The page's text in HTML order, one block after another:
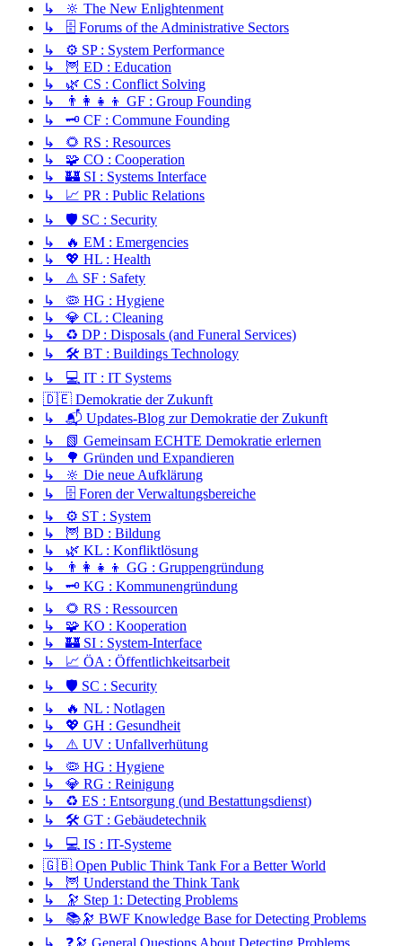
↳ 🔆 The New Enlightenment
↳ 🗄️ Forums of the Administrative Sectors
↳ ⚙️ SP : System Performance
↳ 🦉 ED : Education
↳ 🌿 CS : Conflict Solving
↳ 👨‍👩‍👧‍👦 GF : Group Founding
↳ 🗝️ CF : Commune Founding
↳ 🌻 RS : Resources
↳ 🧩 CO : Cooperation
↳ 🏰 SI : Systems Interface
↳ 📈 PR : Public Relations
↳ 🛡️ SC : Security
↳ 🔥 EM : Emergencies
↳ 💖 HL : Health
↳ ⚠️ SF : Safety
↳ 🦠 HG : Hygiene
↳ 💎 CL : Cleaning
↳ ♻️ DP : Disposals (and Funeral Services)
↳ 🛠️ BT : Buildings Technology
↳ 💻 IT : IT Systems
🇩🇪 Demokratie der Zukunft
↳ 📬 Updates-Blog zur Demokratie der Zukunft
↳ 📗 Gemeinsam ECHTE Demokratie erlernen
↳ 🌳 Gründen und Expandieren
↳ 🔆 Die neue Aufklärung
↳ 🗄️ Foren der Verwaltungsbereiche
↳ ⚙️ ST : System
↳ 🦉 BD : Bildung
↳ 🌿 KL : Konfliktlösung
↳ 👨‍👩‍👧‍👦 GG : Gruppengründung
↳ 🗝️ KG : Kommunengründung
↳ 🌻 RS : Ressourcen
↳ 🧩 KO : Kooperation
↳ 🏰 SI : System-Interface
↳ 📈 ÖA : Öffentlichkeitsarbeit
↳ 🛡️ SC : Security
↳ 🔥 NL : Notlagen
↳ 💖 GH : Gesundheit
↳ ⚠️ UV : Unfallverhütung
↳ 🦠 HG : Hygiene
↳ 💎 RG : Reinigung
↳ ♻️ ES : Entsorgung (und Bestattungsdienst)
↳ 🛠️ GT : Gebäudetechnik
↳ 💻 IS : IT-Systeme
🇬🇧 Open Public Think Tank For a Better World
↳ 🦉 Understand the Think Tank
↳ 🔭 Step 1: Detecting Problems
↳ 📚🔭 BWF Knowledge Base for Detecting Problems
↳ ❓🔭 General Questions About Detecting Problems